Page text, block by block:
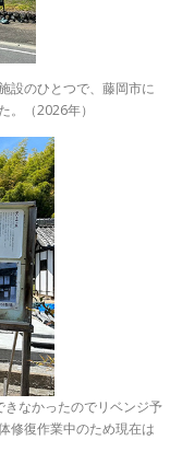
設のひとつで、藤岡市に
。（2026年）
なかったのでリベンジ予
修復作業中のため現在は